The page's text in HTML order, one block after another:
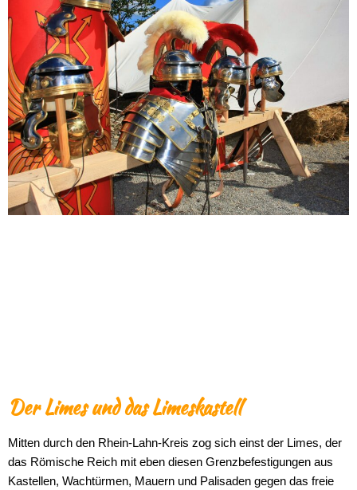
Der Limes und das Limeskastell
Mitten durch den Rhein-Lahn-Kreis zog sich einst der Limes, der
das Römische Reich mit eben diesen Grenzbefestigungen aus
Kastellen, Wachtürmen, Mauern und Palisaden gegen das freie